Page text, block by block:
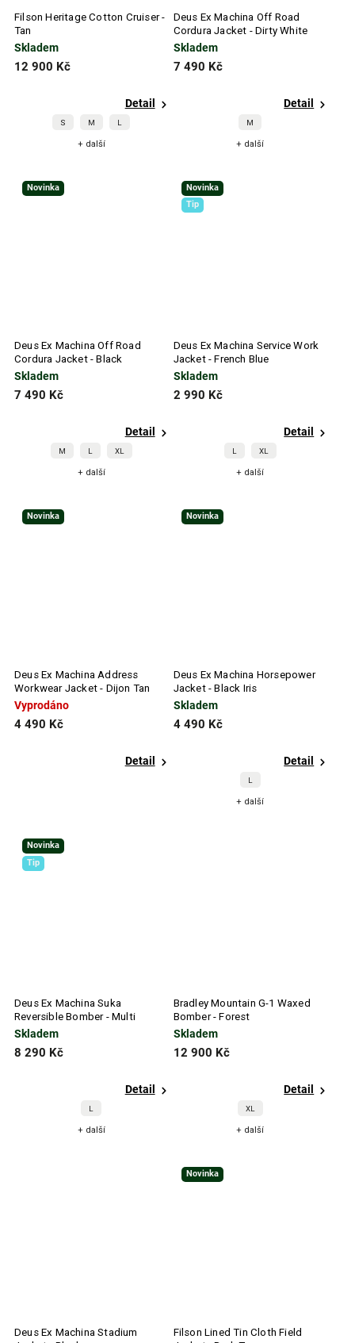
Filson Heritage Cotton Cruiser -
Tan
Skladem
12 900 Kč
Detail
S M L
+ další
Deus Ex Machina Off Road
Cordura Jacket - Dirty White
Skladem
7 490 Kč
Detail
M
+ další
Novinka
Deus Ex Machina Off Road
Cordura Jacket - Black
Skladem
7 490 Kč
Detail
M L XL
+ další
Novinka
Tip
Deus Ex Machina Service Work
Jacket - French Blue
Skladem
2 990 Kč
Detail
L XL
+ další
Novinka
Deus Ex Machina Address
Workwear Jacket - Dijon Tan
Vyprodáno
4 490 Kč
Detail
Novinka
Deus Ex Machina Horsepower
Jacket - Black Iris
Skladem
4 490 Kč
Detail
L
+ další
Novinka
Tip
Deus Ex Machina Suka
Reversible Bomber - Multi
Skladem
8 290 Kč
Detail
L
+ další
Bradley Mountain G-1 Waxed
Bomber - Forest
Skladem
12 900 Kč
Detail
XL
+ další
Deus Ex Machina Stadium
Novinka
Filson Lined Tin Cloth Field